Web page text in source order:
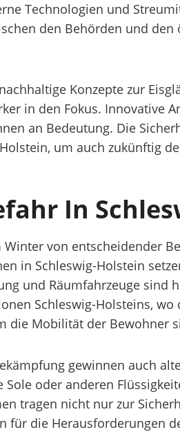
Technologien und
den Behörden und
Konzepte zur
in den Fokus. Innovative
an Bedeutung. Die
um auch zukünftig
In
von entscheidender
in Schleswig-Holstein
und Räumfahrzeuge sind
Schleswig-Holsteins,
die Mobilität der Bewohner
gewinnen auch
oder anderen
tragen nicht nur zur
für die Herausforderungen